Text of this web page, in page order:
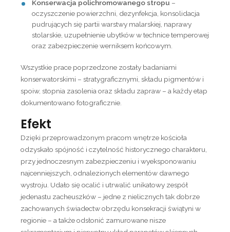
Konserwacja polichromowanego stropu –
oczyszczenie powierzchni, dezynfekcja, konsolidacja
pudrujących się partii warstwy malarskiej, naprawy
stolarskie, uzupełnienie ubytków w technice temperowej
oraz zabezpieczenie werniksem końcowym.
Wszystkie prace poprzedzone zostały badaniami
konserwatorskimi – stratygraficznymi, składu pigmentów i
spoiw, stopnia zasolenia oraz składu zapraw – a każdy etap
dokumentowano fotograficznie.
Efekt
Dzięki przeprowadzonym pracom wnętrze kościoła
odzyskało spójność i czytelność historycznego charakteru,
przy jednoczesnym zabezpieczeniu i wyeksponowaniu
najcenniejszych, odnalezionych elementów dawnego
wystroju. Udało się ocalić i utrwalić unikatowy zespół
jedenastu zacheuszków – jedne z nielicznych tak dobrze
zachowanych świadectw obrzędu konsekracji świątyni w
regionie – a także odsłonić zamurowane nisze